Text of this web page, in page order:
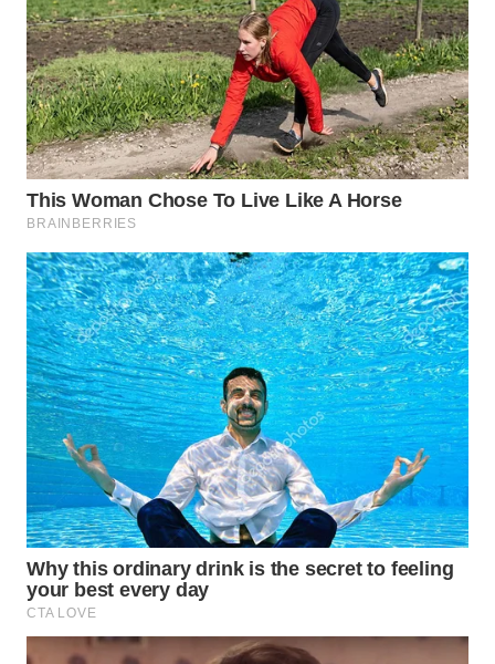
SUMEDANG
WN
CIANJUR
WN
SERIBU
WN
TANGERANG
WN
BINJAI
WN
CIREBON
WN
INDRAMAYU
WN
KUNINGAN